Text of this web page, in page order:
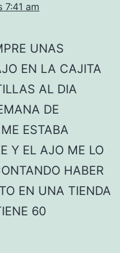
7:41 am
UNAS
EN LA CAJITA
AL DIA
DE
ESTABA
Y EL AJO ME LO
HABER
EN UNA TIENDA
60